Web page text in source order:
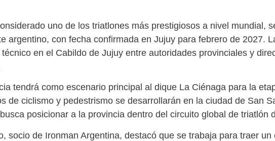
uno de los triatlones más prestigiosos a nivel mundial,
argentino, con fecha confirmada en Jujuy para febrero de 2027.
en el Cabildo de Jujuy entre autoridades provinciales y
tendrá como escenario principal al dique La Ciénaga para la
de ciclismo y pedestrismo se desarrollarán en la ciudad de San
posicionar a la provincia dentro del circuito global de triatlón
socio de Ironman Argentina, destacó que se trabaja para traer un